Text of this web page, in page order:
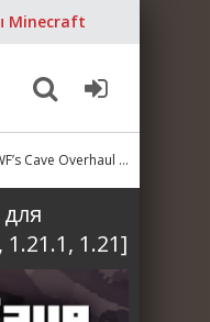
Minecraft
Overhaul для Майнкрафт [1.21.3, 1.21.1, 1.21]
1.21]